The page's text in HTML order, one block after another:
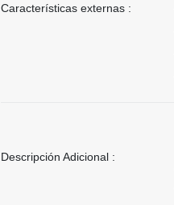
Características externas :
Descripción Adicional :